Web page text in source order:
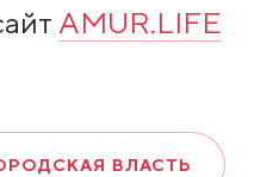
AMUR.LIFE
ВЛАСТЬ